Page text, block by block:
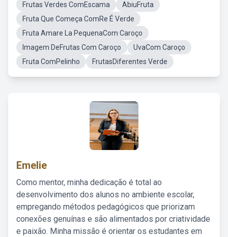
Frutas Verdes ComEscama
AbiuFruta
Fruta Que Começa ComRe É Verde
Fruta Amare La PequenaCom Caroço
Imagem DeFrutas Com Caroço
UvaCom Caroço
Fruta ComPelinho
FrutasDiferentes Verde
Emelie
Como mentor, minha dedicação é total ao
desenvolvimento dos alunos no ambiente escolar,
empregando métodos pedagógicos que priorizam
conexões genuínas e são alimentados por criatividade
e paixão. Minha missão é orientar os estudantes em